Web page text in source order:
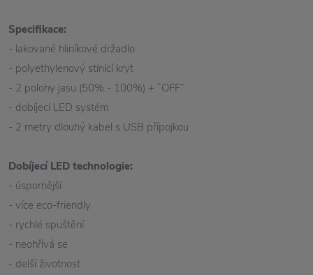
Specifikace:
- lakované hliníkové držadlo
- polyethylenový stínící kryt
- 2 polohy jasu (50% - 100%) + “OFF”
- dobíjecí LED systém
- 2 metry dlouhý kabel s USB přípojkou
Dobíjecí LED technologie:
- úspornější
- více eco-friendly
- rychlé spuštění
- neohřívá se
- delší životnost